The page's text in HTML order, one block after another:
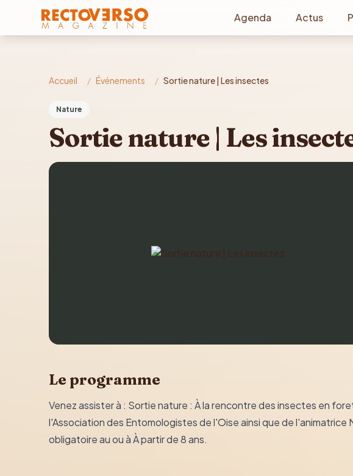
Aller au contenu principal
Agenda
Actus
Accueil / Événements / Sortie nature | Les insectes
Nature
Sortie nature | Les
Le programme
Venez assister à : Sortie nature : À la rencontre des insectes en
l'Association des Entomologistes de l'Oise ainsi que de l'animatrice
obligatoire au ou à À partir de 8 ans.